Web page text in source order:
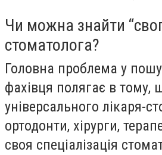
Чи можна знайти
стоматолога?
Головна проблема у
фахівця полягає в тому,
універсального лікаря-
ортодонти, хірурги,
своя спеціалізація